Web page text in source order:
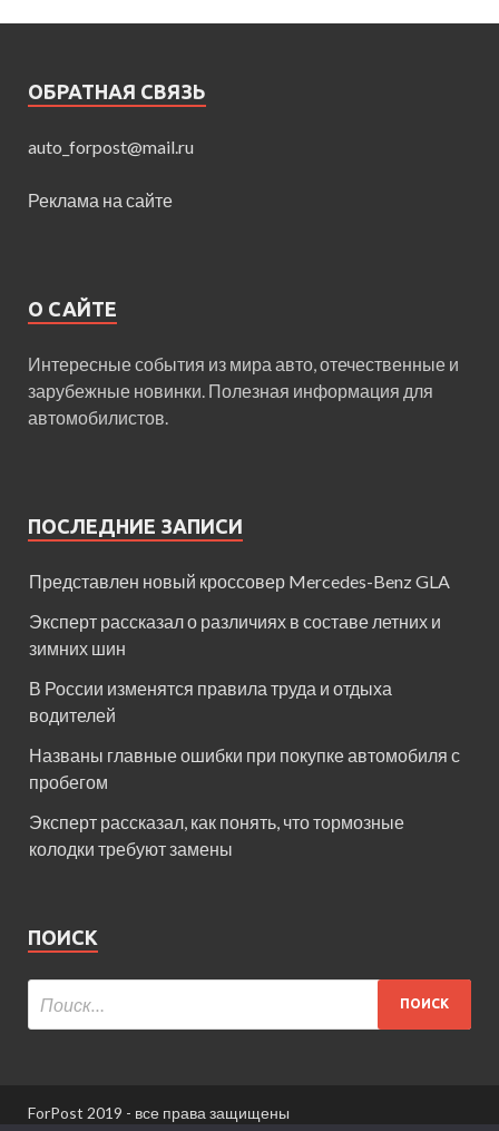
ОБРАТНАЯ СВЯЗЬ
auto_forpost@mail.ru
Реклама на сайте
О САЙТЕ
Интересные события из мира авто, отечественные и
зарубежные новинки. Полезная информация для
автомобилистов.
ПОСЛЕДНИЕ ЗАПИСИ
Представлен новый кроссовер Mercedes-Benz GLA
Эксперт рассказал о различиях в составе летних и
зимних шин
В России изменятся правила труда и отдыха
водителей
Названы главные ошибки при покупке автомобиля с
пробегом
Эксперт рассказал, как понять, что тормозные
колодки требуют замены
ПОИСК
ForPost 2019 - все права защищены